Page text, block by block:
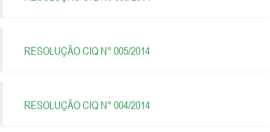
RESOLUÇÃO CIQ N° 005/2014
RESOLUÇÃO CIQ N° 004/2014